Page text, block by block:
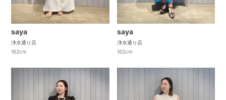
saya
浄水通り店
162cm
saya
浄水通り店
162cm